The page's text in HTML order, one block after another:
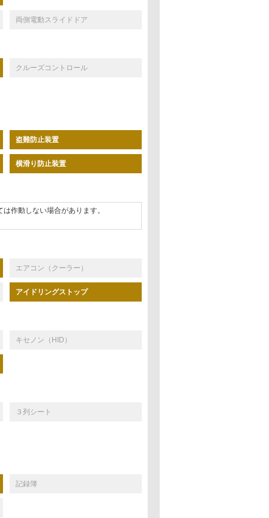
両側電動スライドドア
クルーズコントロール
盗難防止装置
横滑り防止装置
作動しない場合があります。
エアコン（クーラー）
アイドリングストップ
キセノン（HID）
３列シート
記録簿